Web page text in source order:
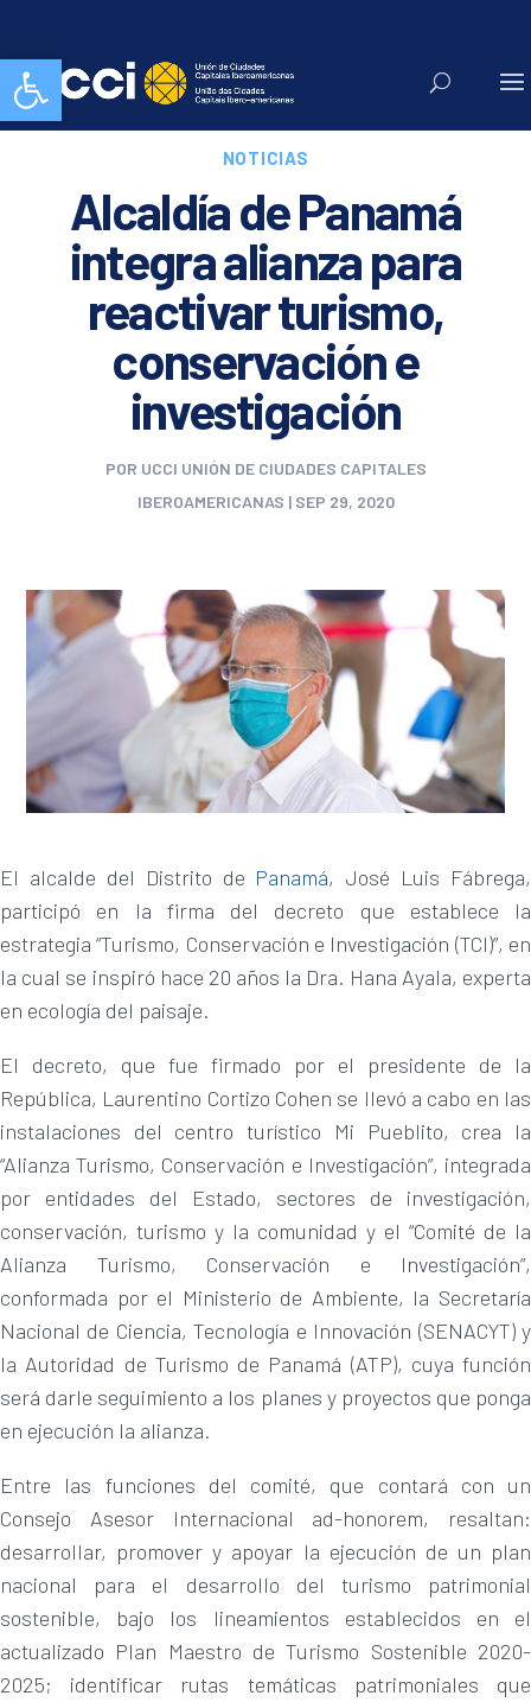
Abrir barra de herramientas
NOTICIAS
Alcaldía de Panamá
integra alianza para
reactivar turismo,
conservación e
investigación
POR UCCI UNIÓN DE CIUDADES CAPITALES
IBEROAMERICANAS | SEP 29, 2020
El alcalde del Distrito de Panamá, José Luis Fábrega,
participó en la firma del decreto que establece la
estrategia “Turismo, Conservación e Investigación (TCI)”, en
la cual se inspiró hace 20 años la Dra. Hana Ayala, experta
en ecología del paisaje.
El decreto, que fue firmado por el presidente de la
República, Laurentino Cortizo Cohen se llevó a cabo en las
instalaciones del centro turístico Mi Pueblito, crea la
“Alianza Turismo, Conservación e Investigación”, integrada
por entidades del Estado, sectores de investigación,
conservación, turismo y la comunidad y el “Comité de la
Alianza Turismo, Conservación e Investigación”,
conformada por el Ministerio de Ambiente, la Secretaría
Nacional de Ciencia, Tecnología e Innovación (SENACYT) y
la Autoridad de Turismo de Panamá (ATP), cuya función
será darle seguimiento a los planes y proyectos que ponga
en ejecución la alianza.
Entre las funciones del comité, que contará con un
Consejo Asesor Internacional ad-honorem, resaltan:
desarrollar, promover y apoyar la ejecución de un plan
nacional para el desarrollo del turismo patrimonial
sostenible, bajo los lineamientos establecidos en el
actualizado Plan Maestro de Turismo Sostenible 2020-
2025; identificar rutas temáticas patrimoniales que